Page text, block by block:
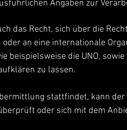
Angaben zur
das Recht, sich über die
oder an eine internationale
beispielsweise die UNO,
zu lassen.
stattfindet, kann
oder sich mit dem